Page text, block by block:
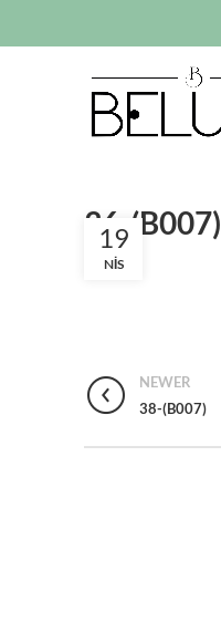
36-(B007)
19
NIS
NEWER
38-(B007)